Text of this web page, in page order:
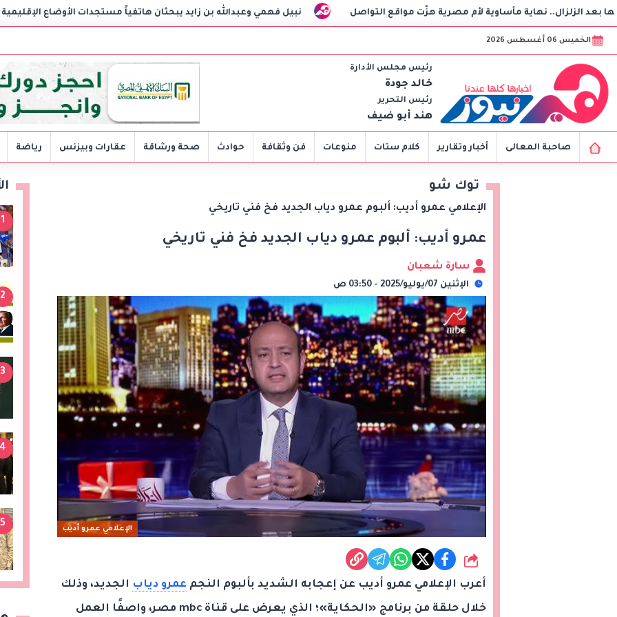
نبيل فهمي وعبدالله بن زايد يبحثان هاتفياً مستجدات الأوضاع الإقليمية وسبل تعزيز الاستقرار مصرية هزّت مواقع التواصل
الخميس 06 أغسطس 2026
رئيس مجلس الأدارة
خالد جودة
رئيس التحرير
هند أبو ضيف
صاحبة المعالى أخبار وتقارير كلام ستات منوعات فن وثقافة حوادث صحة ورشاقة عقارات وبيزنس رياضة
توك شو
الإعلامي عمرو أديب: ألبوم عمرو دياب الجديد فخ فني تاريخي
عمرو أديب: ألبوم عمرو دياب الجديد فخ فني تاريخي
سارة شعبان
الإثنين 07/يوليو/2025 - 03:50 ص
الإعلامي عمرو أديب
شارك
أعرب الإعلامي عمرو أديب عن إعجابه الشديد بألبوم النجم عمرو دياب الجديد، وذلك
خلال حلقة من برنامج «الحكاية»؛ الذي يعرض على قناة mbc مصر، واصفًا العمل
1
2
3
4
5